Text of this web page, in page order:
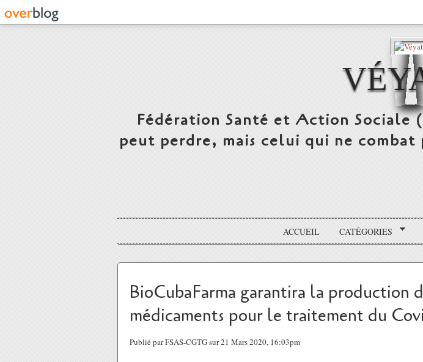
Fédération Santé et Action Sociale
peut perdre, mais celui qui ne
ACCUEIL CATÉGORIES
BioCubaFarma garantira la production
médicaments pour le traitement du
Publié par FSAS-CGTG sur 21 Mars 2020, 16:03pm